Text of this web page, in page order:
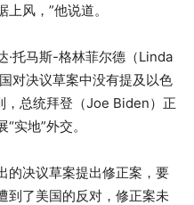
风，”他说道。
·托马斯-格林菲尔德（Linda
对决议草案中没有提及以色
，总统拜登（Joe Biden）正
实地”外交。
的决议草案提出修正案，要
到了美国的反对，修正案未